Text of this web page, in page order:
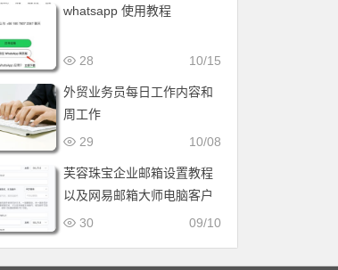
whatsapp 使用教程
10/15
28
外贸业务员每日工作内容和
周工作
10/08
29
芙容珠宝企业邮箱设置教程
以及网易邮箱大师电脑客户
端设置教程
09/10
30